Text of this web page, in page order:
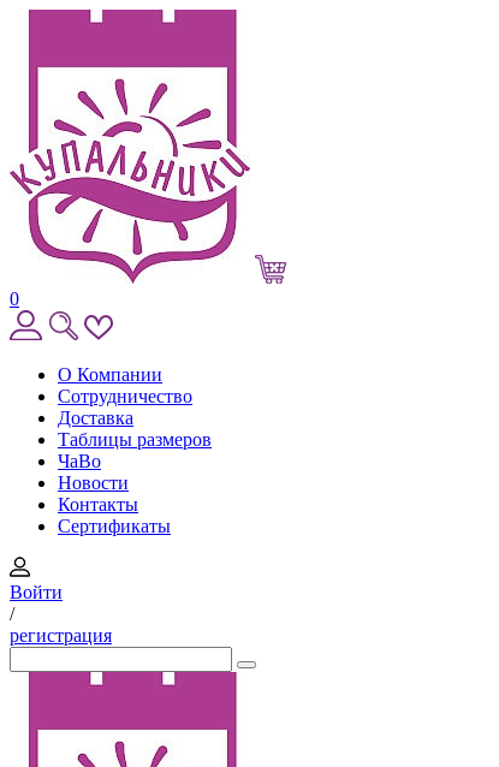
0
О Компании
Сотрудничество
Доставка
Таблицы размеров
ЧаВо
Новости
Контакты
Сертификаты
Войти
/
регистрация